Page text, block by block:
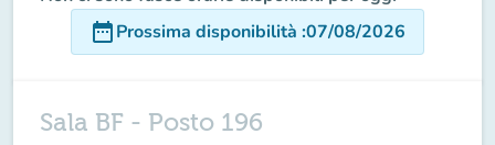
date_rangeProssima disponibilità :07/08/2026
Sala BF - Posto 196